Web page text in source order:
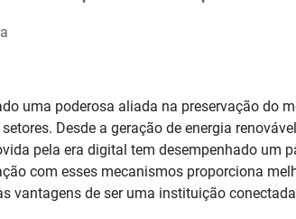
uma poderosa aliada na preservação do
Desde a geração de energia
pela era digital tem desempenhado um
com esses mecanismos proporciona
vantagens de ser uma instituição